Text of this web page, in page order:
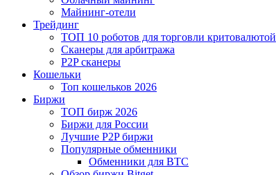
Майнинг-отели
Трейдинг
ТОП 10 роботов для торговли критовалютой
Сканеры для арбитража
P2P сканеры
Кошельки
Топ кошельков 2026
Биржи
ТОП бирж 2026
Биржи для России
Лучшие P2P биржи
Популярные обменники
Обменники для BTC